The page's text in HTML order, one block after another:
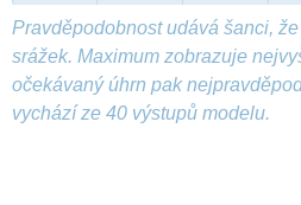
Pravděpodobnost udává šanci,
srážek. Maximum zobrazuje
očekávaný úhrn pak
vychází ze 40 výstupů modelu.